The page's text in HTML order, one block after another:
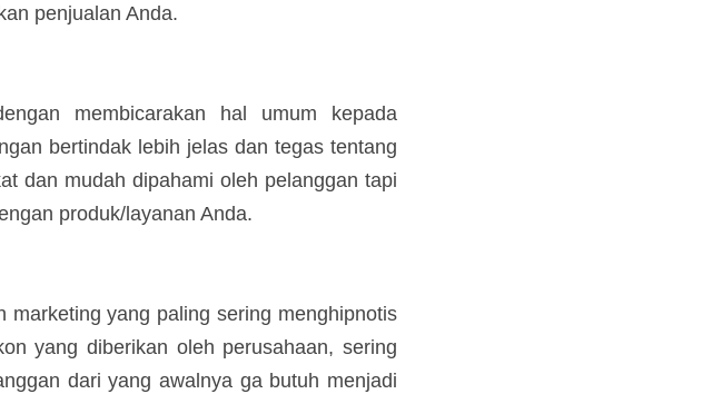
akan meningkatkan penjualan Anda.
membicarakan hal umum kepada
dengan bertindak lebih jelas dan tegas
yang singkat dan mudah dipahami oleh
penasaran dengan produk/layanan
dan marketing yang paling sering
besar diskon yang diberikan oleh